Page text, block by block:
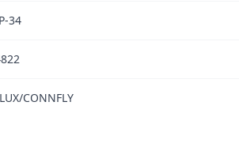
34
CONNFLY